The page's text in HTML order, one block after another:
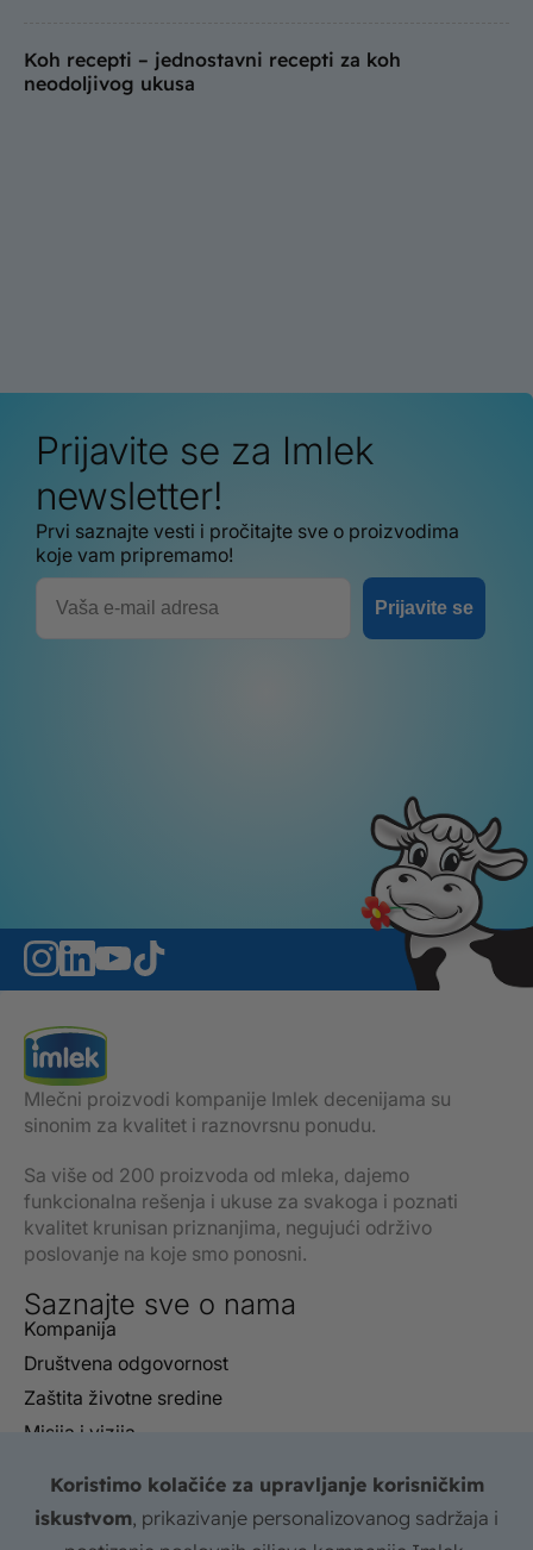
Koh recepti – jednostavni recepti za koh
neodoljivog ukusa
Mlečni proizvodi kompanije Imlek decenijama su
sinonim za kvalitet i raznovrsnu ponudu.
Sa više od 200 proizvoda od mleka, dajemo
funkcionalna rešenja i ukuse za svakoga i poznati
kvalitet krunisan priznanjima, negujući održivo
poslovanje na koje smo ponosni.
Saznajte sve o nama
Kompanija
Društvena odgovornost
Zaštita životne sredine
Misija i vizija
Prijavite se za Imlek
newsletter!
Prvi saznajte vesti i pročitajte sve o proizvodima
koje vam pripremamo!
Email
Prijavite se
Koristimo kolačiće za upravljanje korisničkim
iskustvom, prikazivanje personalizovanog sadržaja i